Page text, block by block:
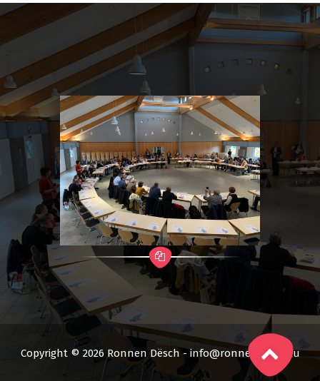
Copyright © 2026 Ronnen Dësch - info@ronnendesch.lu